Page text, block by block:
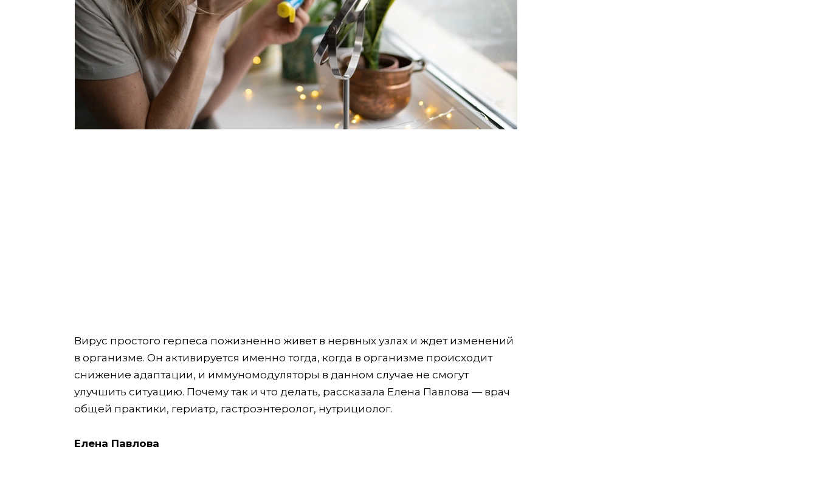
Вирус простого герпеса пожизненно живет в нервных узлах и ждет изменений
в организме. Он активируется именно тогда, когда в организме происходит
снижение адаптации, и иммуномодуляторы в данном случае не смогут
улучшить ситуацию. Почему так и что делать, рассказала Елена Павлова — врач
общей практики, гериатр, гастроэнтеролог, нутрициолог.
Елена Павлова